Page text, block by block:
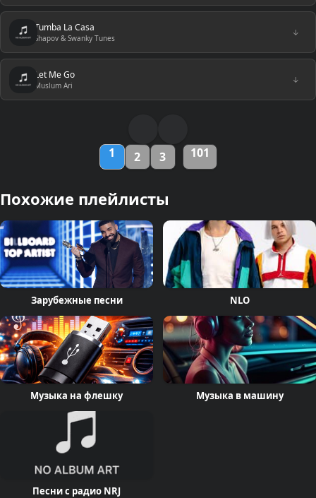
Tumba La Casa
Shapov & Swanky Tunes
↓
Let Me Go
Muslum Ari
↓
1 2 3 101
Похожие плейлисты
Зарубежные песни NLO
Музыка на флешку Музыка в машину
Песни с радио NRJ